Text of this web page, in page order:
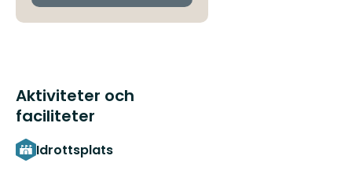
Aktiviteter och
faciliteter
Idrottsplats